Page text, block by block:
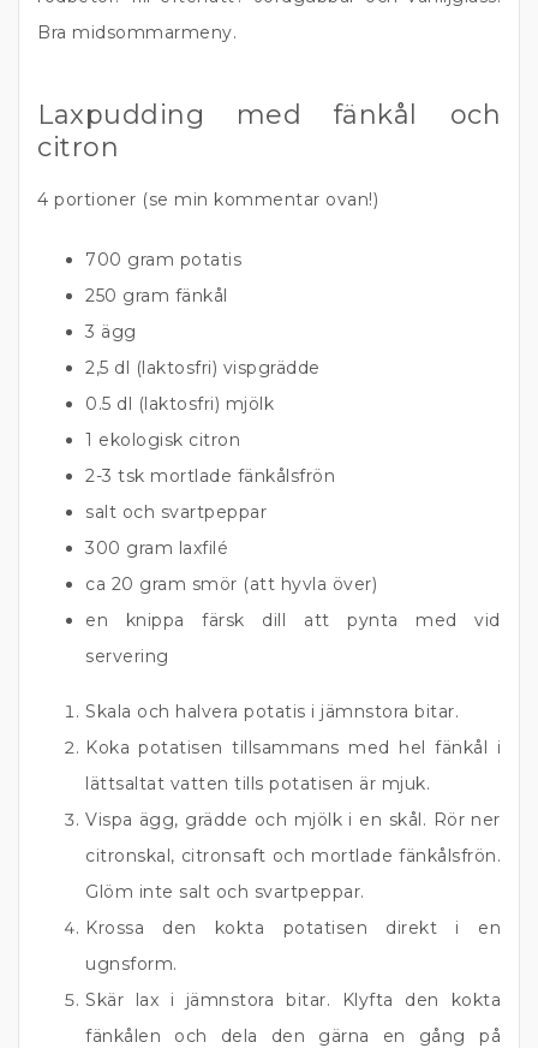
Bra midsommarmeny.
Laxpudding med fänkål och
citron
4 portioner (se min kommentar ovan!)
700 gram potatis
250 gram fänkål
3 ägg
2,5 dl (laktosfri) vispgrädde
0.5 dl (laktosfri) mjölk
1 ekologisk citron
2-3 tsk mortlade fänkålsfrön
salt och svartpeppar
300 gram laxfilé
ca 20 gram smör (att hyvla över)
en knippa färsk dill att pynta med vid
servering
Skala och halvera potatis i jämnstora bitar.
Koka potatisen tillsammans med hel fänkål i
lättsaltat vatten tills potatisen är mjuk.
Vispa ägg, grädde och mjölk i en skål. Rör ner
citronskal, citronsaft och mortlade fänkålsfrön.
Glöm inte salt och svartpeppar.
Krossa den kokta potatisen direkt i en
ugnsform.
Skär lax i jämnstora bitar. Klyfta den kokta
fänkålen och dela den gärna en gång på